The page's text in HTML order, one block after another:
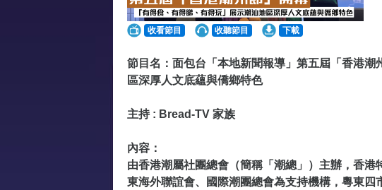
收看節目 收聽節目 下載
節目名：面包台「本地新聞報導」第五屆「香港
區深厚人文底蘊與僑鄉特色
主持 : Bread-TV 家族
內容：
由香港潮屬社團總會（簡稱「潮總」）主辦，香
東海外聯誼會、國際潮團總會為支持機構，粵東